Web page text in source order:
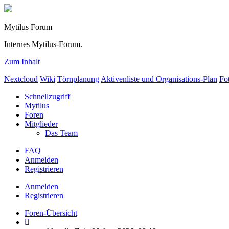
Mytilus Forum
Internes Mytilus-Forum.
Zum Inhalt
Nextcloud Wiki Törnplanung Aktivenliste und Organisations-Plan
Schnellzugriff
Mytilus
Foren
Mitglieder
Das Team
FAQ
Anmelden
Registrieren
Anmelden
Registrieren
Foren-Übersicht